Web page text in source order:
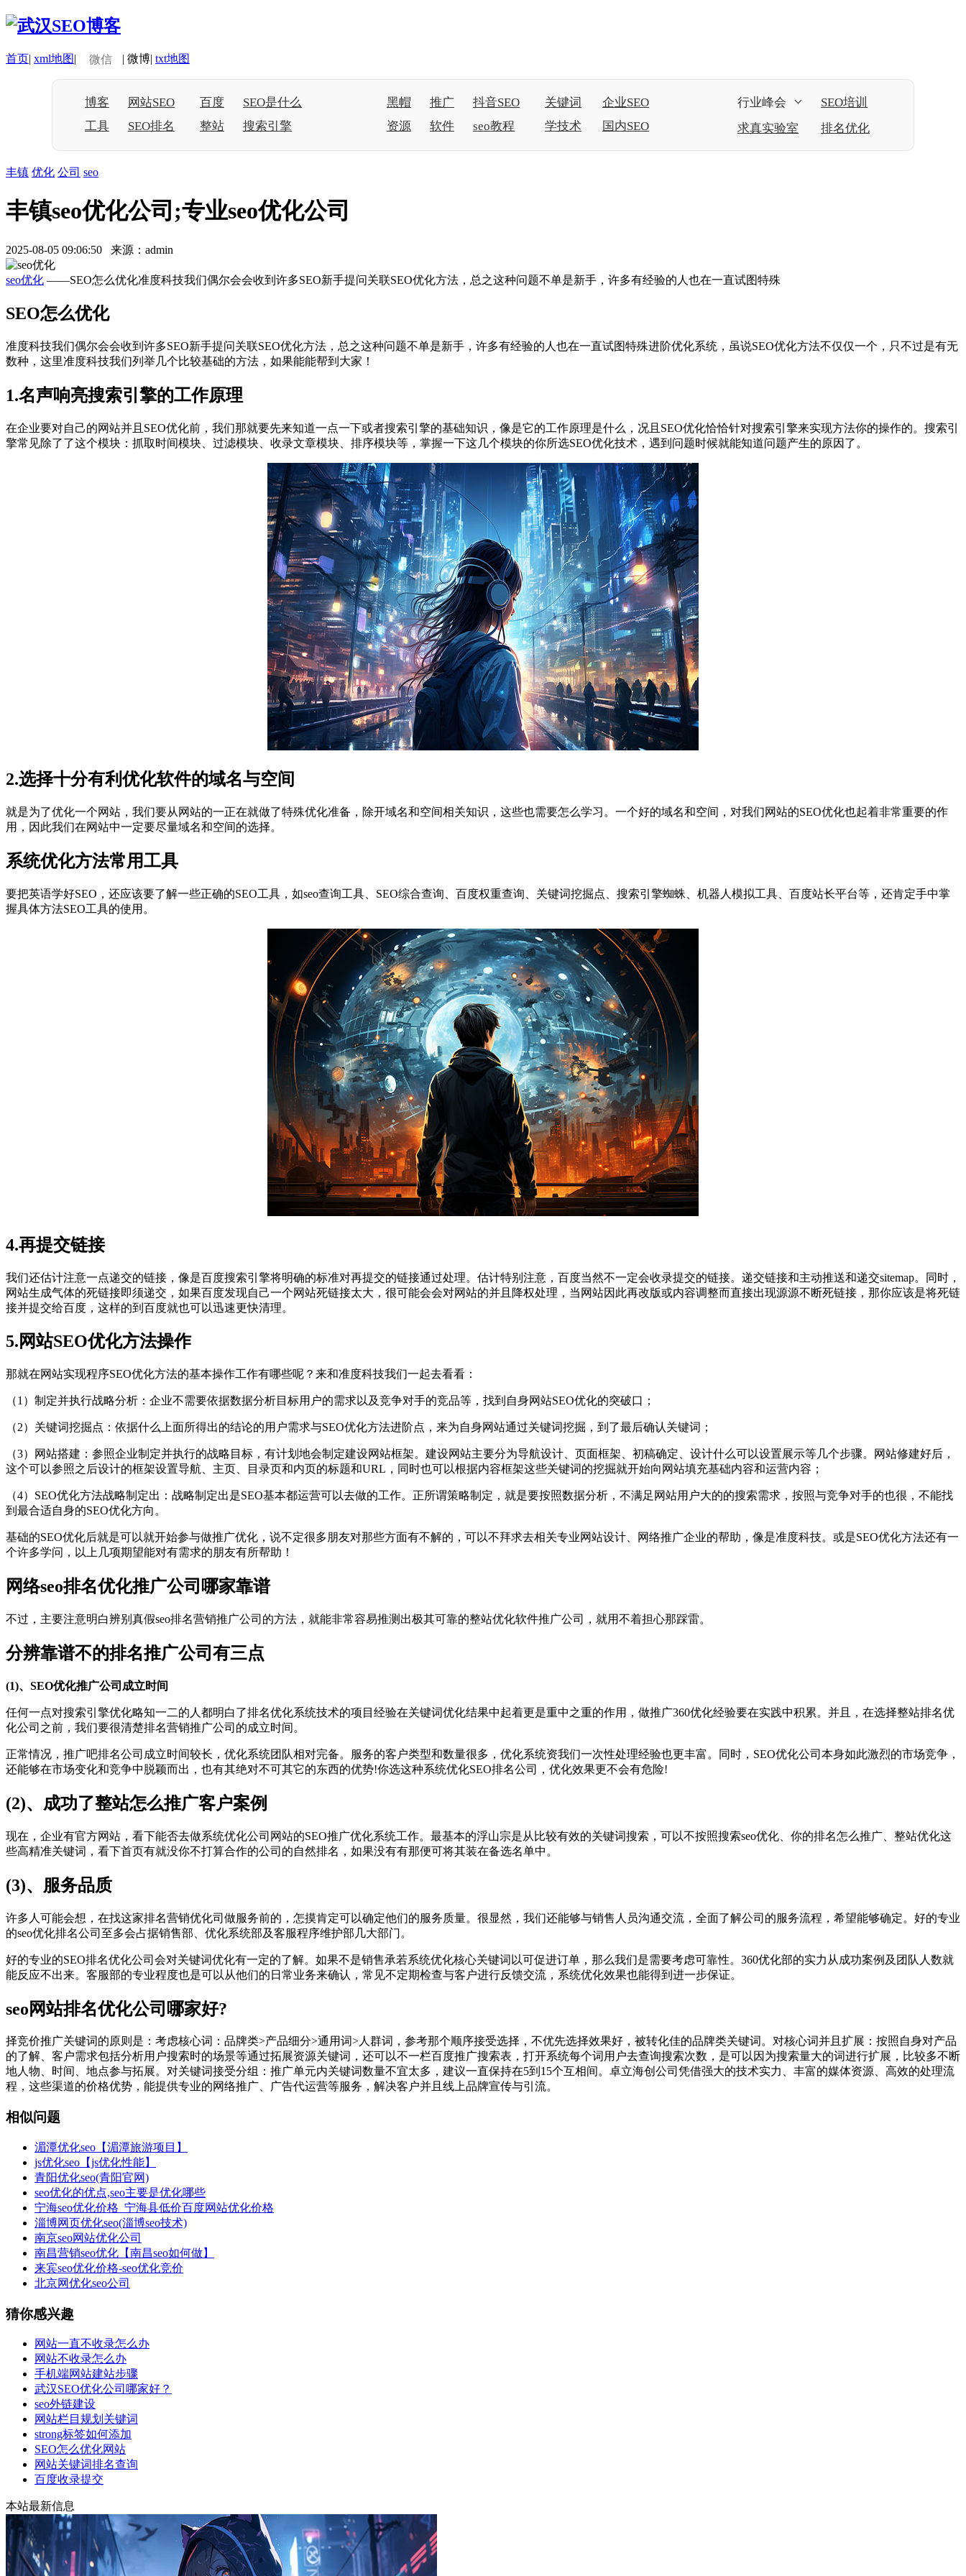
首页| xml地图| 微信 | 微博| txt地图
博客 网站SEO 百度
SEO是什么
工具
SEO排名 整站 搜索引擎
黑帽 推广 抖音SEO 关键词
企业SEO
资源
软件 seo教程 学技术 国内SEO
行业峰会
SEO培训
求真实验室
排名优化
丰镇 优化 公司 seo
丰镇seo优化公司;专业seo优化公司
2025-08-05 09:06:50 来源：admin
seo优化 ——SEO怎么优化准度科技我们偶尔会会收到许多SEO新手提问关联SEO优化方法，总之这种问题不单是新手，许多有经验的人也在一直试图特殊
SEO怎么优化
准度科技我们偶尔会会收到许多SEO新手提问关联SEO优化方法，总之这种问题不单是新手，许多有经验的人也在一直试图特殊进阶优化系统，虽说SEO优化方法不仅仅一个，只不过是有无
数种，这里准度科技我们列举几个比较基础的方法，如果能能帮到大家！
1.名声响亮搜索引擎的工作原理
在企业要对自己的网站并且SEO优化前，我们那就要先来知道一点一下或者搜索引擎的基础知识，像是它的工作原理是什么，况且SEO优化恰恰针对搜索引擎来实现方法你的操作的。搜索引
擎常见除了了这个模块：抓取时间模块、过滤模块、收录文章模块、排序模块等，掌握一下这几个模块的你所选SEO优化技术，遇到问题时候就能知道问题产生的原因了。
2.选择十分有利优化软件的域名与空间
就是为了优化一个网站，我们要从网站的一正在就做了特殊优化准备，除开域名和空间相关知识，这些也需要怎么学习。一个好的域名和空间，对我们网站的SEO优化也起着非常重要的作
用，因此我们在网站中一定要尽量域名和空间的选择。
系统优化方法常用工具
要把英语学好SEO，还应该要了解一些正确的SEO工具，如seo查询工具、SEO综合查询、百度权重查询、关键词挖掘点、搜索引擎蜘蛛、机器人模拟工具、百度站长平台等，还肯定手中掌
握具体方法SEO工具的使用。
4.再提交链接
我们还估计注意一点递交的链接，像是百度搜索引擎将明确的标准对再提交的链接通过处理。估计特别注意，百度当然不一定会收录提交的链接。递交链接和主动推送和递交sitemap。同时，
网站生成气体的死链接即须递交，如果百度发现自己一个网站死链接太大，很可能会会对网站的并且降权处理，当网站因此再改版或内容调整而直接出现源源不断死链接，那你应该是将死链
接并提交给百度，这样的到百度就也可以迅速更快清理。
5.网站SEO优化方法操作
那就在网站实现程序SEO优化方法的基本操作工作有哪些呢？来和准度科技我们一起去看看：
（1）制定并执行战略分析：企业不需要依据数据分析目标用户的需求以及竞争对手的竞品等，找到自身网站SEO优化的突破口；
（2）关键词挖掘点：依据什么上面所得出的结论的用户需求与SEO优化方法进阶点，来为自身网站通过关键词挖掘，到了最后确认关键词；
（3）网站搭建：参照企业制定并执行的战略目标，有计划地会制定建设网站框架。建设网站主要分为导航设计、页面框架、初稿确定、设计什么可以设置展示等几个步骤。网站修建好后，
这个可以参照之后设计的框架设置导航、主页、目录页和内页的标题和URL，同时也可以根据内容框架这些关键词的挖掘就开始向网站填充基础内容和运营内容；
（4）SEO优化方法战略制定出：战略制定出是SEO基本都运营可以去做的工作。正所谓策略制定，就是要按照数据分析，不满足网站用户大的的搜索需求，按照与竞争对手的也很，不能找
到最合适自身的SEO优化方向。
基础的SEO优化后就是可以就开始参与做推广优化，说不定很多朋友对那些方面有不解的，可以不拜求去相关专业网站设计、网络推广企业的帮助，像是准度科技。或是SEO优化方法还有一
个许多学问，以上几项期望能对有需求的朋友有所帮助！
网络seo排名优化推广公司哪家靠谱
不过，主要注意明白辨别真假seo排名营销推广公司的方法，就能非常容易推测出极其可靠的整站优化软件推广公司，就用不着担心那踩雷。
分辨靠谱不的排名推广公司有三点
(1)、SEO优化推广公司成立时间
任何一点对搜索引擎优化略知一二的人都明白了排名优化系统技术的项目经验在关键词优化结果中起着更是重中之重的作用，做推广360优化经验要在实践中积累。并且，在选择整站排名优
化公司之前，我们要很清楚排名营销推广公司的成立时间。
正常情况，推广吧排名公司成立时间较长，优化系统团队相对完备。服务的客户类型和数量很多，优化系统资我们一次性处理经验也更丰富。同时，SEO优化公司本身如此激烈的市场竞争，
还能够在市场变化和竞争中脱颖而出，也有其绝对不可其它的东西的优势!你选这种系统优化SEO排名公司，优化效果更不会有危险!
(2)、成功了整站怎么推广客户案例
现在，企业有官方网站，看下能否去做系统优化公司网站的SEO推广优化系统工作。最基本的浮山宗是从比较有效的关键词搜索，可以不按照搜索seo优化、你的排名怎么推广、整站优化这
些高精准关键词，看下首页有就没你不打算合作的公司的自然排名，如果没有有那便可将其装在备选名单中。
(3)、服务品质
许多人可能会想，在找这家排名营销优化司做服务前的，怎摸肯定可以确定他们的服务质量。很显然，我们还能够与销售人员沟通交流，全面了解公司的服务流程，希望能够确定。好的专业
的seo优化排名公司至多会占据销售部、优化系统部及客服程序维护部几大部门。
好的专业的SEO排名优化公司会对关键词优化有一定的了解。如果不是销售承若系统优化核心关键词以可促进订单，那么我们是需要考虑可靠性。360优化部的实力从成功案例及团队人数就
能反应不出来。客服部的专业程度也是可以从他们的日常业务来确认，常见不定期检查与客户进行反馈交流，系统优化效果也能得到进一步保证。
seo网站排名优化公司哪家好?
择竞价推广关键词的原则是：考虑核心词：品牌类>产品细分>通用词>人群词，参考那个顺序接受选择，不优先选择效果好，被转化佳的品牌类关键词。对核心词并且扩展：按照自身对产品
的了解、客户需求包括分析用户搜索时的场景等通过拓展资源关键词，还可以不一栏百度推广搜索表，打开系统每个词用户去查询搜索次数，是可以因为搜索量大的词进行扩展，比较多不断
地人物、时间、地点参与拓展。对关键词接受分组：推广单元内关键词数量不宜太多，建议一直保持在5到15个互相间。卓立海创公司凭借强大的技术实力、丰富的媒体资源、高效的处理流
程，这些渠道的价格优势，能提供专业的网络推广、广告代运营等服务，解决客户并且线上品牌宣传与引流。
相似问题
湄潭优化seo【湄潭旅游项目】
js优化seo【js优化性能】
青阳优化seo(青阳官网)
seo优化的优点,seo主要是优化哪些
宁海seo优化价格_宁海县低价百度网站优化价格
淄博网页优化seo(淄博seo技术)
南京seo网站优化公司
南昌营销seo优化【南昌seo如何做】
来宾seo优化价格-seo优化竞价
北京网优化seo公司
猜你感兴趣
网站一直不收录怎么办
网站不收录怎么办
手机端网站建站步骤
武汉SEO优化公司哪家好？
seo外链建设
网站栏目规划关键词
strong标签如何添加
SEO怎么优化网站
网站关键词排名查询
百度收录提交
本站最新信息